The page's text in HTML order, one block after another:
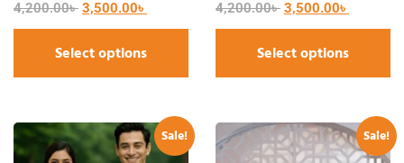
4,200.00৳ 3,500.00৳
Select options
4,200.00৳ 3,500.00৳
Select options
Sale! Sale!